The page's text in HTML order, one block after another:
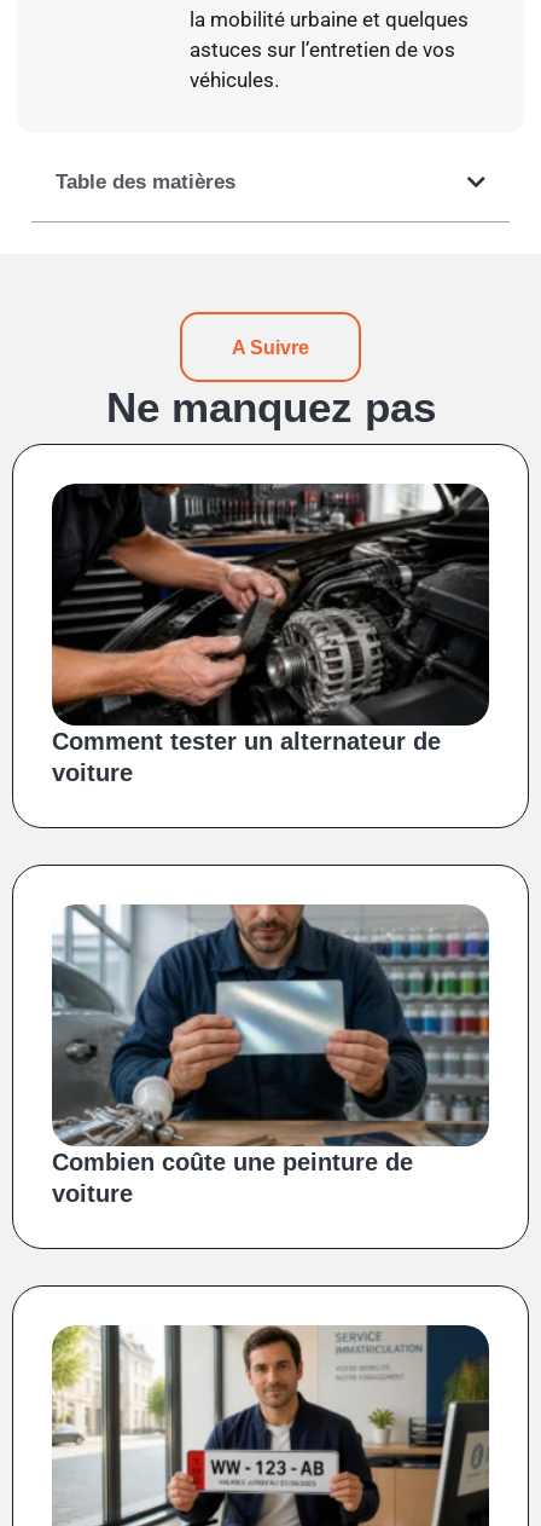
la mobilité urbaine et quelques
astuces sur l’entretien de vos
véhicules.
Table des matières
A Suivre
Ne manquez pas
Comment tester un alternateur de
voiture
Combien coûte une peinture de
voiture